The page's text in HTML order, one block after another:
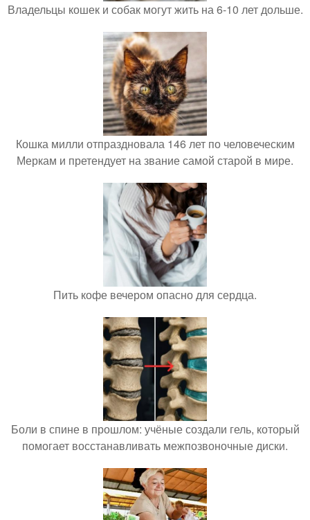
Владельцы кошек и собак могут жить на 6-10 лет дольше.
Кошка милли отпраздновала 146 лет по человеческим
Меркам и претендует на звание самой старой в мире.
Пить кофе вечером опасно для сердца.
Боли в спине в прошлом: учёные создали гель, который
помогает восстанавливать межпозвоночные диски.